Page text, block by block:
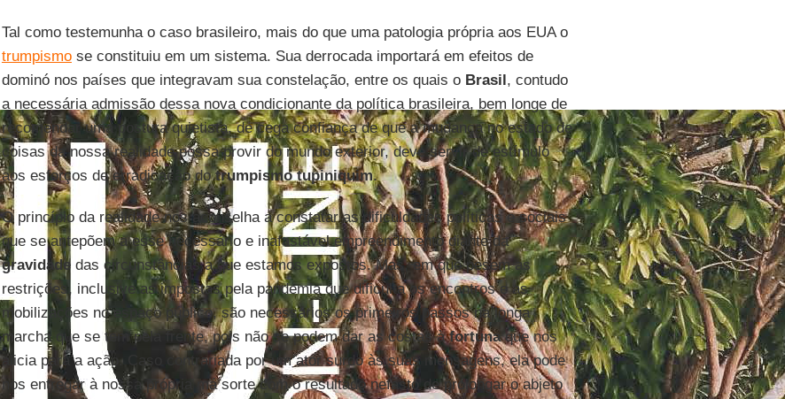
Tal como testemunha o caso brasileiro, mais do que uma patologia própria aos EUA o
trumpismose constituiu em um sistema. Sua derrocada importará em efeitos de
dominó nos países que integravam sua constelação, entre os quais o Brasil, contudo
a necessária admissão dessa nova condicionante da política brasileira, bem longe de
recomendar uma postura quietista, de cega confiança de que a mudança no estado de
coisas da nossa realidade possa provir do mundo exterior, deve servir de estímulo
aos esforços de erradicação dotrumpismo tupiniquim.
O princípio da realidade nos aconselha a constatar as dificuldades políticas e sociais
que se antepõem a esse necessário e inafastável empreendimento diante da
gravidadedas circunstâncias a que estamos expostos. Mas, em que pesem as
restrições, inclusive as impostas pela pandemia que dificulta os encontros e as
mobilizações no espaço público, são necessários os primeiros passos na longa
marcha que se tem pela frente, pois não se podem dar as costas àfortunaque nos
alicia para a ação. Caso contrariada por um ator surdo às suas mensagens, ela pode
nos entregar à nossa própria má sorte com o resultado nefasto de prolongar o abjeto